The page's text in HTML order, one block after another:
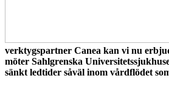
verktygspartner Canea kan vi nu
möter Sahlgrenska
sänkt ledtider såväl inom vårdflödet